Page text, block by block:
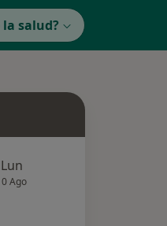
salud?
Lun
Ago